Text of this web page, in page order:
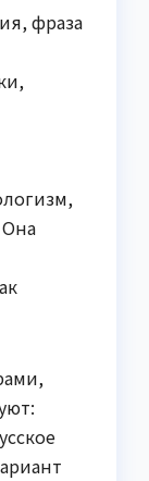
фраза